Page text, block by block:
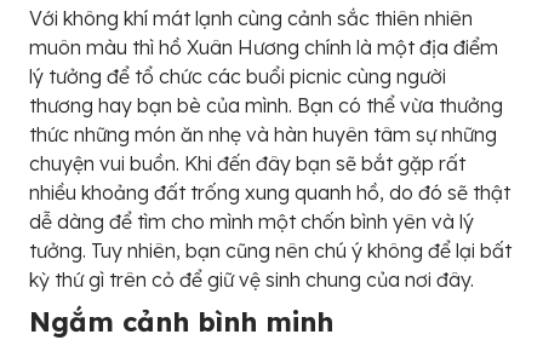
Với không khí mát lạnh cùng cảnh sắc thiên nhiên
muôn màu thì hồ Xuân Hương chính là một địa điểm
lý tưởng để tổ chức các buổi picnic cùng người
thương hay bạn bè của mình. Bạn có thể vừa thưởng
thức những món ăn nhẹ và hàn huyên tâm sự những
chuyện vui buồn. Khi đến đây bạn sẽ bắt gặp rất
nhiều khoảng đất trống xung quanh hồ, do đó sẽ thật
dễ dàng để tìm cho mình một chốn bình yên và lý
tưởng. Tuy nhiên, bạn cũng nên chú ý không để lại bất
kỳ thứ gì trên cỏ để giữ vệ sinh chung của nơi đây.
Ngắm cảnh bình minh